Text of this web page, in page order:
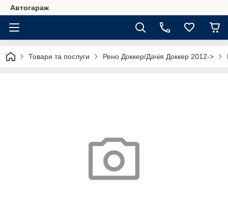
Автогараж
Товари та послуги Рено Доккер/Дачія Доккер 2012->